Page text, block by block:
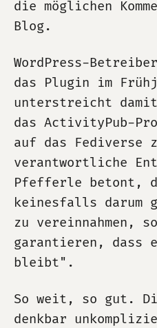
die möglichen
Blog.
WordPress-
das Plugin im
unterstreicht
das ActivityPub-
auf das Fediverse
verantwortliche
Pfefferle betont,
keinesfalls darum
zu vereinnahmen,
garantieren, dass
bleibt".
So weit, so gut.
denkbar